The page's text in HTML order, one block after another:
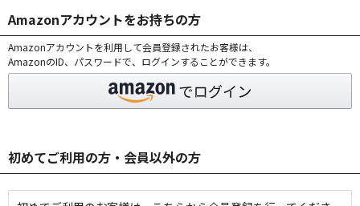
Amazonアカウントをお持ちの方
Amazonアカウントを利用して会員登録されたお客様は、
AmazonのID、パスワードで、ログインすることができます。
初めてご利用の方・会員以外の方